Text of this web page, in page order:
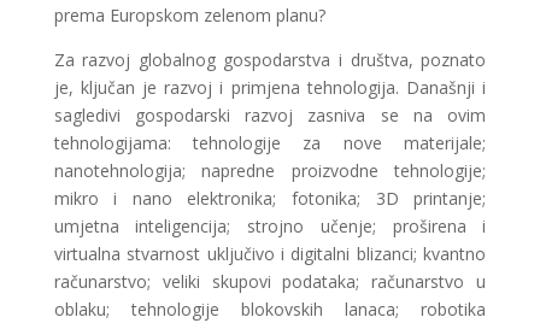
prema Europskom zelenom planu?
Za razvoj globalnog gospodarstva i društva, poznato
je, ključan je razvoj i primjena tehnologija. Današnji i
sagledivi gospodarski razvoj zasniva se na ovim
tehnologijama: tehnologije za nove materijale;
nanotehnologija; napredne proizvodne tehnologije;
mikro i nano elektronika; fotonika; 3D printanje;
umjetna inteligencija; strojno učenje; proširena i
virtualna stvarnost uključivo i digitalni blizanci; kvantno
računarstvo; veliki skupovi podataka; računarstvo u
oblaku; tehnologije blokovskih lanaca; robotika